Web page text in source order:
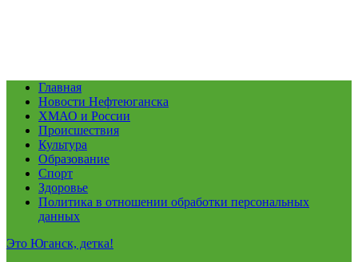
Главная
Новости Нефтеюганска
ХМАО и России
Происшествия
Культура
Образование
Спорт
Здоровье
Политика в отношении обработки персональных
данных
Это Юганск, детка!